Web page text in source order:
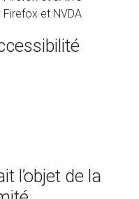
et NVDA
l’objet de la